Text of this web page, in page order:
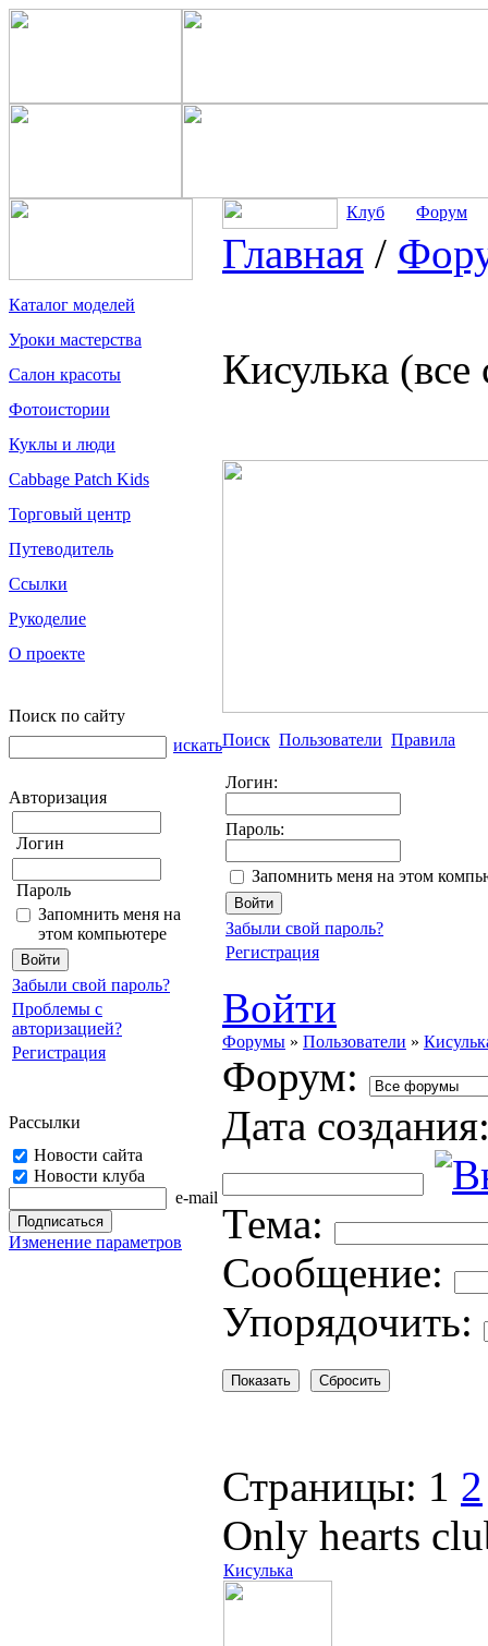
Каталог моделей
Уроки мастерства
Салон красоты
Фотоистории
Куклы и люди
Cabbage Patch Kids
Торговый центр
Путеводитель
Ссылки
Рукоделие
О проекте
Поиск по сайту
искать
Авторизация
Логин
Пароль
Запомнить меня на
этом компьютере
Забыли свой пароль?
Проблемы с
авторизацией?
Регистрация
Рассылки
Новости сайта
Новости клуба
e-mail
Изменение параметров
Клуб Форум
Главная /
Кисулька
Поиск Пользователи Правила
Логин:
Пароль:
Запомнить меня на этом
Забыли свой пароль?
Регистрация
Войти
Форумы » Пользователи »
Форум:
Дата
Тема:
Cooбщение:
Упорядочить:
Страницы: 1 2
Only hearts
Кисулька